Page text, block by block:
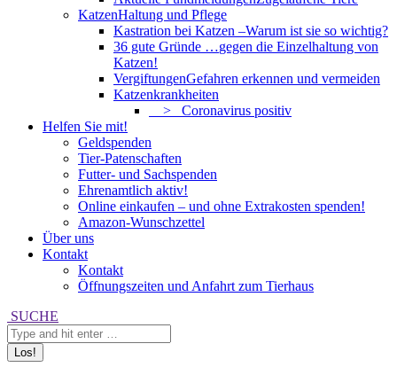
KatzenHaltung und Pflege
Kastration bei Katzen –Warum ist sie so wichtig?
36 gute Gründe …gegen die Einzelhaltung von
Katzen!
VergiftungenGefahren erkennen und vermeiden
Katzenkrankheiten
> Coronavirus positiv
Helfen Sie mit!
Geldspenden
Tier-Patenschaften
Futter- und Sachspenden
Ehrenamtlich aktiv!
Online einkaufen – und ohne Extrakosten spenden!
Amazon-Wunschzettel
Über uns
Kontakt
Kontakt
Öffnungszeiten und Anfahrt zum Tierhaus
Search:
SUCHE